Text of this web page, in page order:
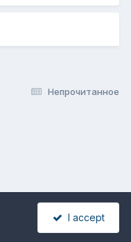
Непрочитанное
I accept